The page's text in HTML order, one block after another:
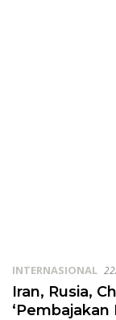
INTERNASIONAL
Iran, Rusia,
‘Pembajakan